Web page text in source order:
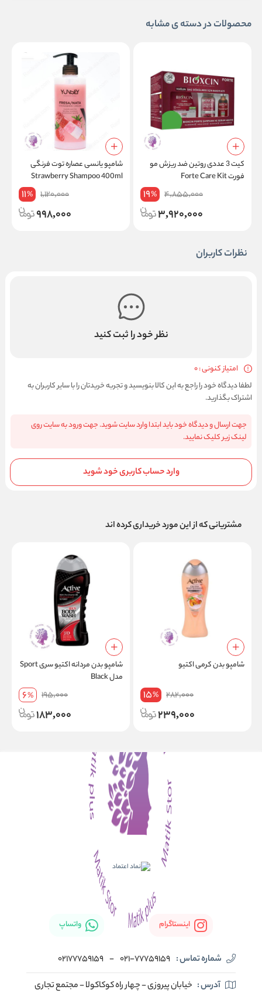
محصولات در دسته ی مشابه
کیت 3 عددی روتین ضد ریزش مو
فورت Forte Care Kit
4,855,000
19%
3,920,000
شامپو یانسی عصاره توت فرنگی
Strawberry Shampoo 400ml
1,120,000
11%
998,000
نظرات کاربران
نظر خود را ثبت کنید
امتیاز کنونی : 0
لطفا دیدگاه خود را راجع به این کالا بنویسید و تجربه خریدتان را با سایر کاربران به
اشتراک بگذارید.
جهت ارسال و دیدگاه خود باید ابتدا وارد سایت شوید. جهت ورود به سایت روی
لینک زیر کلیک نمایید.
وارد حساب کاربری خود شوید
مشتریانی که از این مورد خریداری کرده اند
شامپو بدن کرمی اکتیو
282,000
15%
239,000
شامپو بدن مردانه اکتیو سری Sport
مدل Black
195,000
6%
183,000
اینستاگرام واتساپ
شماره تماس : 021-77759159
-
02177759159
آدرس : خیابان پیروزی - چهار راه کوکاکولا - مجتمع تجاری